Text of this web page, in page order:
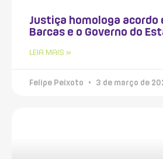
Justiça homologa acordo
Barcas e o Governo do
LEIA MAIS »
Felipe Peixoto 3 de março de